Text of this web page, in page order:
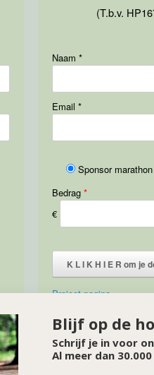
(T.b.v.
Naam *
Email *
Sponsor
Bedrag *
€
K L I K H I
Project pagina
Blijf op de
Schrijf je in voor
Al meer dan